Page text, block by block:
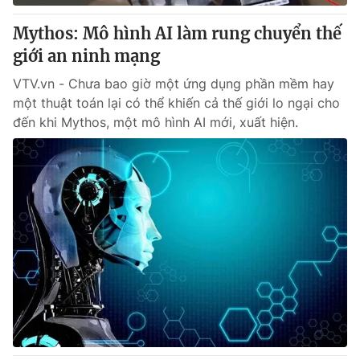
Mythos: Mô hình AI làm rung chuyển thế
giới an ninh mạng
VTV.vn - Chưa bao giờ một ứng dụng phần mềm hay
một thuật toán lại có thể khiến cả thế giới lo ngại cho
đến khi Mythos, một mô hình AI mới, xuất hiện.